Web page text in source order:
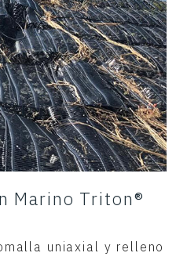
Marino Triton®
uniaxial y relleno